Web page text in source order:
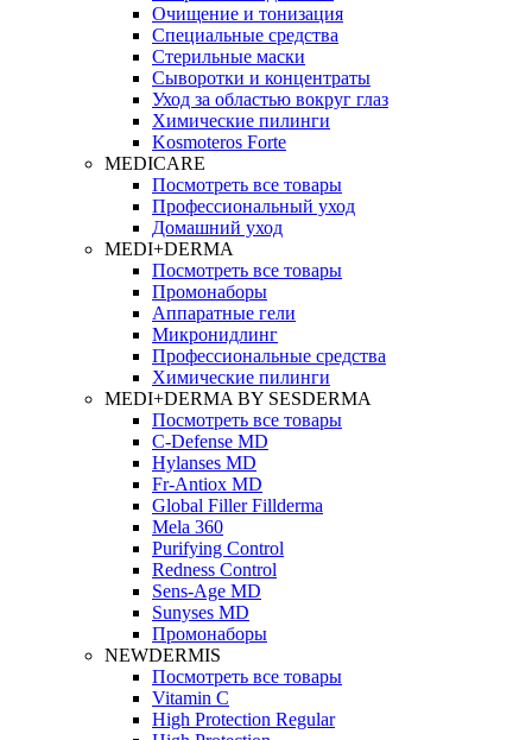
Очищение и тонизация
Специальные средства
Стерильные маски
Сыворотки и концентраты
Уход за областью вокруг глаз
Химические пилинги
Kosmoteros Forte
MEDICARE
Посмотреть все товары
Профессиональный уход
Домашний уход
MEDI+DERMA
Посмотреть все товары
Промонаборы
Аппаратные гели
Микронидлинг
Профессиональные средства
Химические пилинги
MEDI+DERMA BY SESDERMA
Посмотреть все товары
C-Defense MD
Hylanses MD
Fr‑Antiox MD
Global Filler Fillderma
Mela 360
Purifying Control
Redness Control
Sens-Age MD
Sunyses MD
Промонаборы
NEWDERMIS
Посмотреть все товары
Vitamin C
High Protection Regular